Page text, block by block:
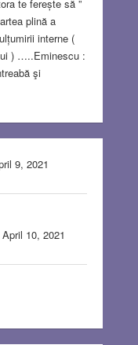
te ferește să ”
plină a
interne (
) …..Eminescu :
şi
9, 2021
10, 2021